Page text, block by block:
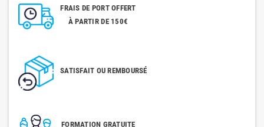
FRAIS DE PORT OFFERT
À PARTIR DE 150€
SATISFAIT OU REMBOURSÉ
FORMATION GRATUITE